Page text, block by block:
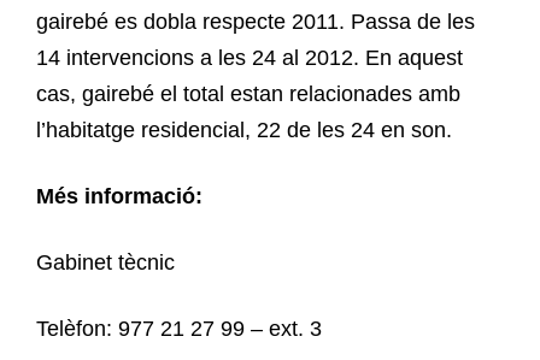
gairebé es dobla respecte 2011. Passa de les
14 intervencions a les 24 al 2012. En aquest
cas, gairebé el total estan relacionades amb
l’habitatge residencial, 22 de les 24 en son.
Més informació:
Gabinet tècnic
Telèfon: 977 21 27 99 – ext. 3